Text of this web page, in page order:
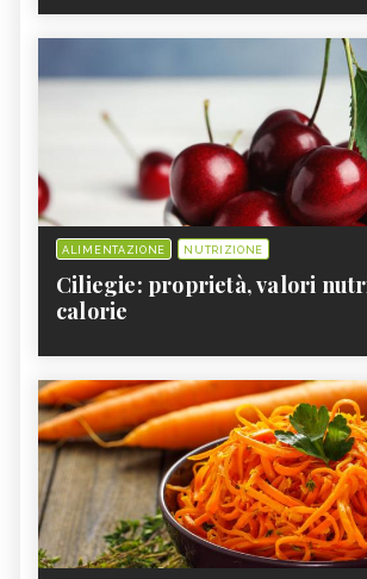
ALIMENTAZIONE NUTRIZIONE
Ciliegie: proprietà, valori
calorie